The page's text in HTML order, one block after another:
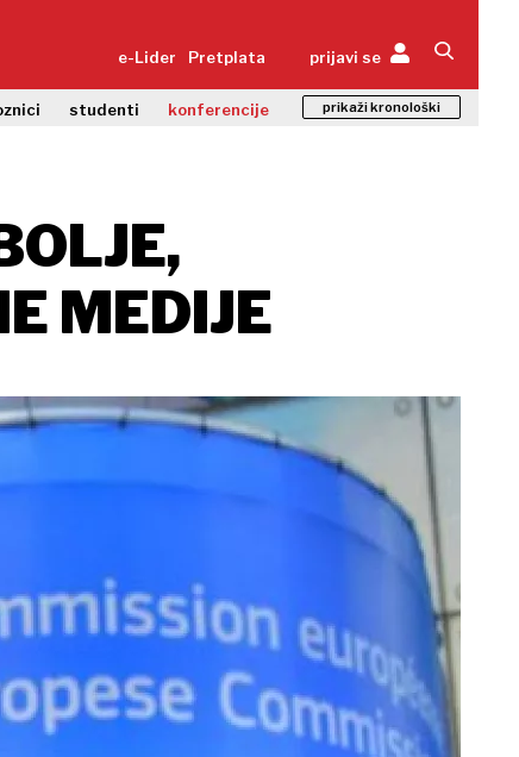
e-Lider Pretplata prijavi se
studenti konferencije prikaži kronološki
MEDIJE